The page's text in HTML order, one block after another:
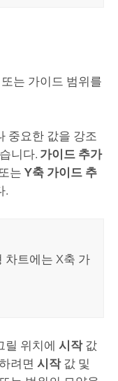
는 가이드 범위를
중요한 값을 강조
니다. 가이드 추가
는 Y축 가이드 추
.
차트에는 X축 가
릴 위치에 시작값
려면 시작값 및